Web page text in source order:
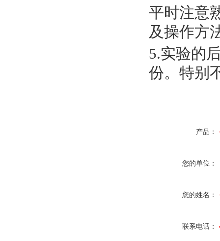
平时注意
及操作方
5.实验的
份。特别
产品：
您的单位：
您的姓名：
联系电话：